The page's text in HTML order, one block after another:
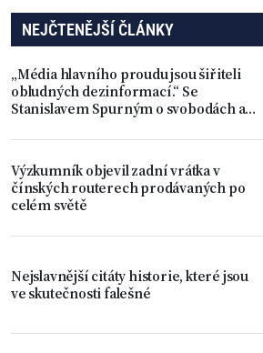
NEJČTENĚJŠÍ ČLÁNKY
„Média hlavního proudu jsou šiřiteli
obludných dezinformací.“ Se
Stanislavem Spurným o svobodách a
Výzkumník objevil zadní vrátka v
čínských routerech prodávaných po
celém světě
Nejslavnější citáty historie, které jsou
ve skutečnosti falešné